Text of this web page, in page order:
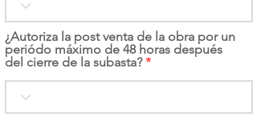
¿Autoriza la post venta de la obra por un
periódo máximo de 48 horas después
del cierre de la subasta?